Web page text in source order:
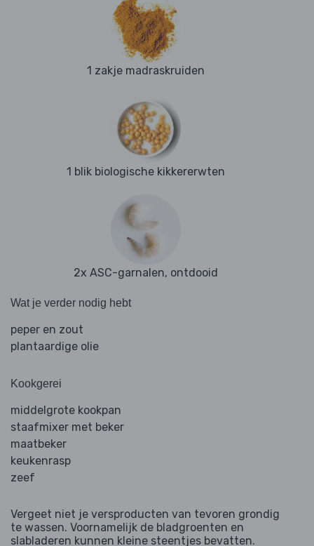
1 zakje madraskruiden
1 blik biologische kikkererwten
2x ASC-garnalen, ontdooid
Wat je verder nodig hebt
peper en zout
plantaardige olie
Kookgerei
middelgrote kookpan
staafmixer met beker
maatbeker
keukenrasp
zeef
Vergeet niet je versproducten van tevoren grondig
te wassen. Voornamelijk de bladgroenten en
slabladeren kunnen kleine steentjes bevatten.